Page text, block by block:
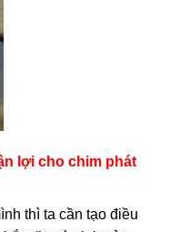
lợi cho chim phát
thì ta cần tạo điều